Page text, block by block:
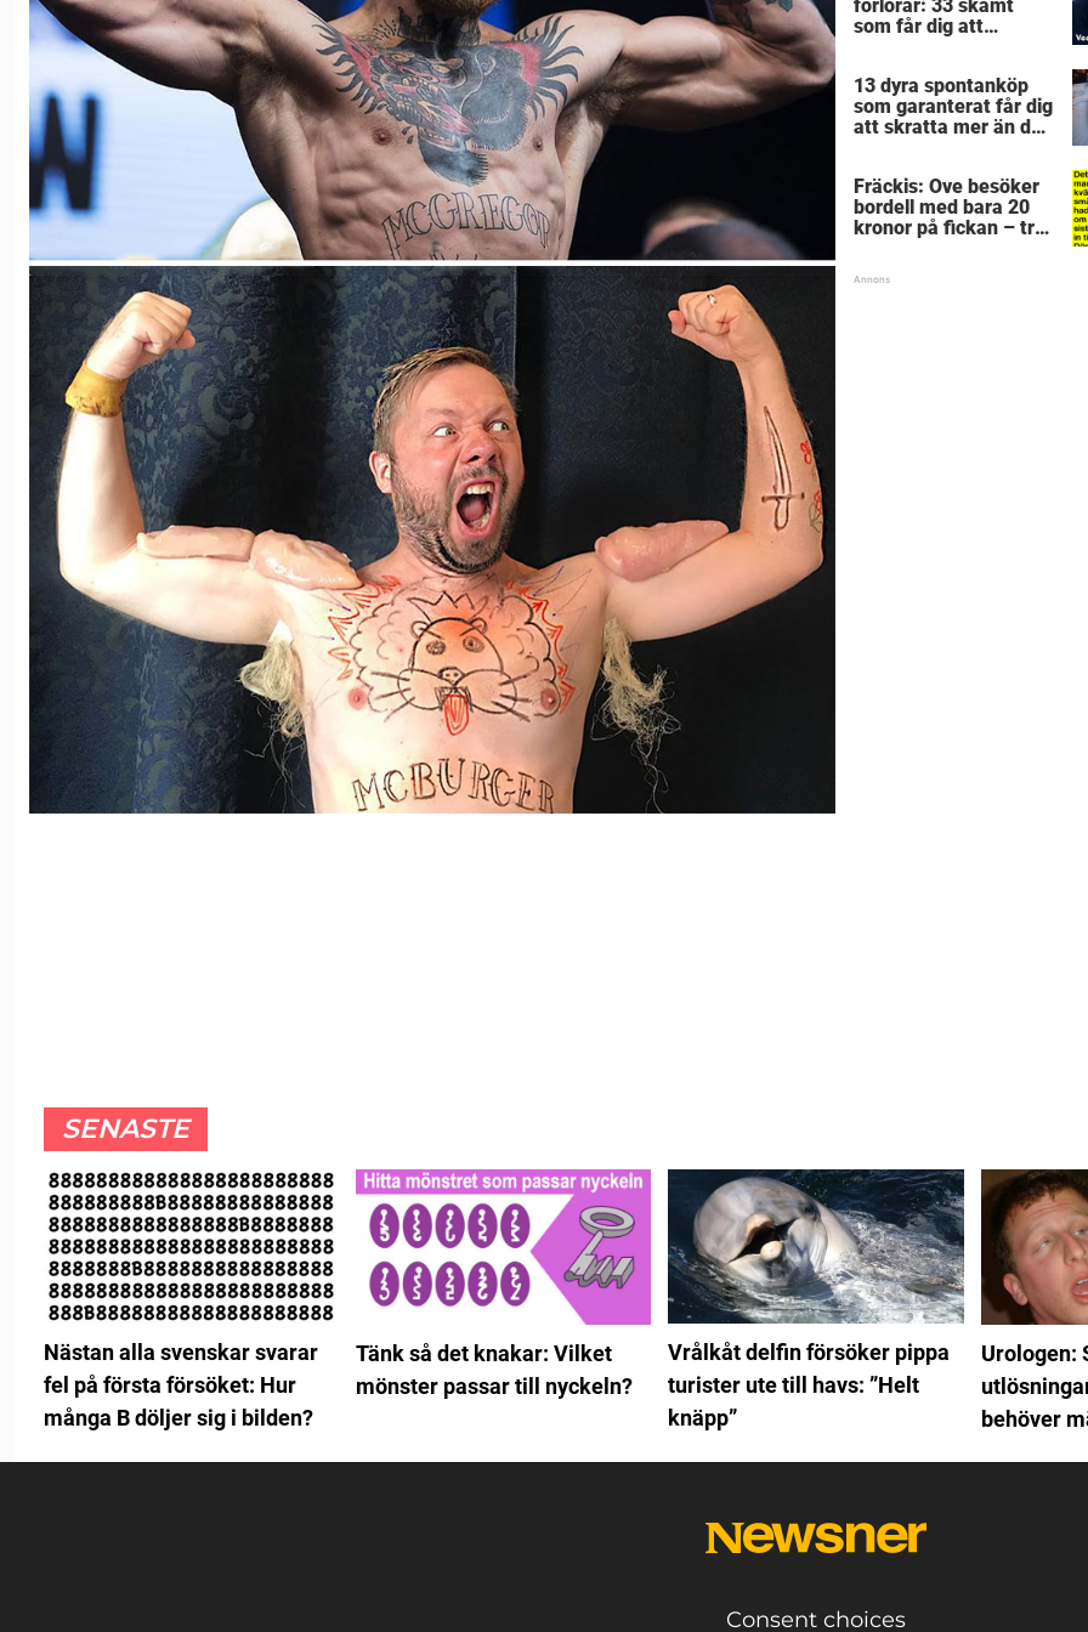
förlorar: 33 skämt
som får dig att
13 dyra spontanköp
som garanterat får dig
att skratta mer än du
Fräckis: Ove besöker
bordell med bara 20
kronor på fickan – tre
SENASTE
Nästan alla svenskar svarar
fel på första försöket: Hur
många B döljer sig i bilden?
Tänk så det knakar: Vilket
mönster passar till nyckeln?
Vrålkåt delfin försöker pippa
turister ute till havs: ”Helt
knäpp”
Urologen:
behöver
Consent choices